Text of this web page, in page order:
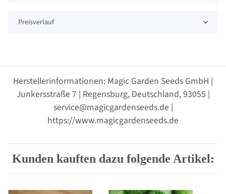
Preisverlauf
Herstellerinformationen: Magic Garden Seeds GmbH |
Junkersstraße 7 | Regensburg, Deutschland, 93055 |
service@magicgardenseeds.de |
https://www.magicgardenseeds.de
Kunden kauften dazu folgende Artikel: